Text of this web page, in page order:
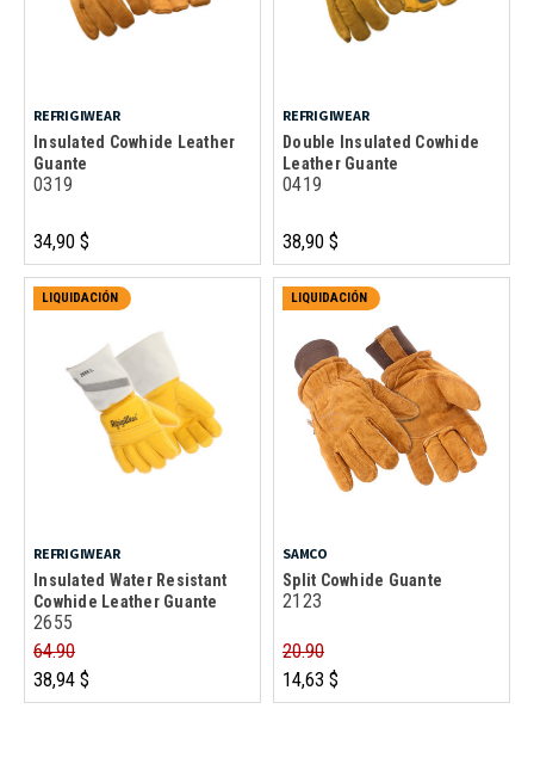
REFRIGIWEAR
Insulated Cowhide Leather
Guante
0319
34,90 $
REFRIGIWEAR
Double Insulated Cowhide
Leather Guante
0419
38,90 $
LIQUIDACIÓN
REFRIGIWEAR
Insulated Water Resistant
Cowhide Leather Guante
2655
64.90
38,94 $
LIQUIDACIÓN
SAMCO
Split Cowhide Guante
2123
20.90
14,63 $